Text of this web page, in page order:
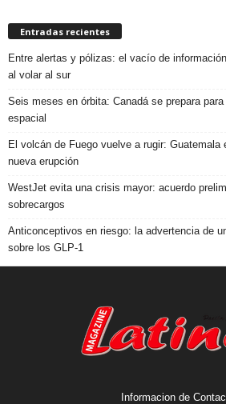
Entradas recientes
Entre alertas y pólizas: el vacío de
al volar al sur
Seis meses en órbita: Canadá se prepara
espacial
El volcán de Fuego vuelve a rugir: Guatemala
nueva erupción
WestJet evita una crisis mayor: acuerdo
sobrecargos
Anticonceptivos en riesgo: la advertencia de
sobre los GLP-1
Informacion de